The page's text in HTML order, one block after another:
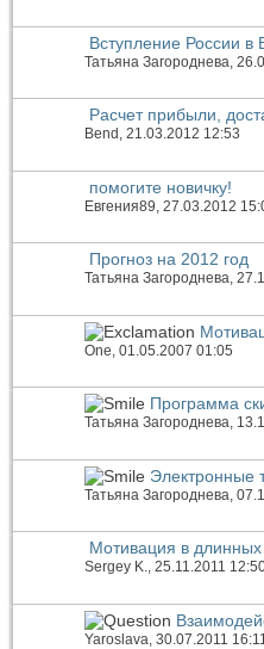
Вступление России в
Татьяна Загороднева ,
Расчет прибыли,
Bend , 21.03.2012 12:53
помогите новичку!
Евгения89 , 27.03.2012
Прогноз на 2012 год
Татьяна Загороднева,
One , 01.05.2007 01:05
Программа
Татьяна Загороднева,
Электронные
Татьяна Загороднева ,
Мотивация в длинных
Sergey K., 25.11.2011
Yaroslava , 30.07.2011 16:11